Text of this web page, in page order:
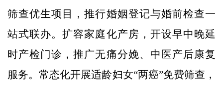
筛查优生项目，推行婚姻登记与婚前检查一
站式联办。扩容家庭化产房，开设早中晚延
时产检门诊，推广无痛分娩、中医产后康复
服务。常态化开展适龄妇女“两癌”免费筛查，